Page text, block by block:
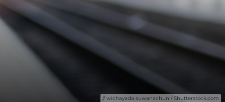
wichayada suwanachun / Shutterstock.com